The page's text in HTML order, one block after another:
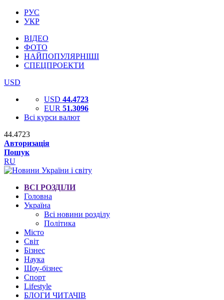
РУС
УКР
ВІДЕО
ФОТО
НАЙПОПУЛЯРНІШІ
СПЕЦПРОЕКТИ
USD
USD 44.4723
EUR 51.3096
Всі курси валют
44.4723
Авторизація
Пошук
RU
ВСІ РОЗДІЛИ
Головна
Україна
Всі новини розділу
Політика
Місто
Світ
Бізнес
Наука
Шоу-бізнес
Спорт
Lifestyle
БЛОГИ ЧИТАЧІВ